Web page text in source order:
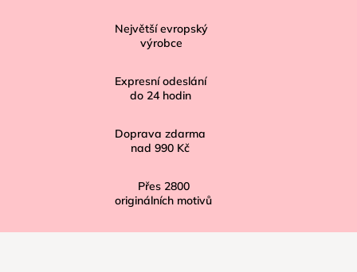
Největší evropský
výrobce
Expresní odeslání
do 24 hodin
Doprava zdarma
nad 990 Kč
Přes 2800
originálních motivů